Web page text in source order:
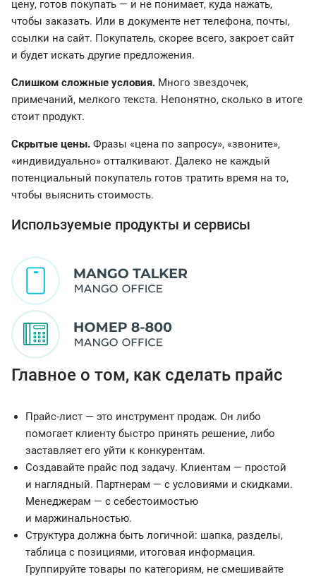
цену, готов покупать — и не понимает, куда нажать,
чтобы заказать. Или в документе нет телефона, почты,
ссылки на сайт. Покупатель, скорее всего, закроет сайт
и будет искать другие предложения.
Слишком сложные условия. Много звездочек,
примечаний, мелкого текста. Непонятно, сколько в итоге
стоит продукт.
Скрытые цены. Фразы «цена по запросу», «звоните»,
«индивидуально» отталкивают. Далеко не каждый
потенциальный покупатель готов тратить время на то,
чтобы выяснить стоимость.
Используемые продукты и сервисы
Главное о том, как сделать прайс
Прайс-лист — это инструмент продаж. Он либо
помогает клиенту быстро принять решение, либо
заставляет его уйти к конкурентам.
Создавайте прайс под задачу. Клиентам — простой
и наглядный. Партнерам — с условиями и скидками.
Менеджерам — с себестоимостью
и маржинальностью.
Структура должна быть логичной: шапка, разделы,
таблица с позициями, итоговая информация.
Группируйте товары по категориям, не смешивайте